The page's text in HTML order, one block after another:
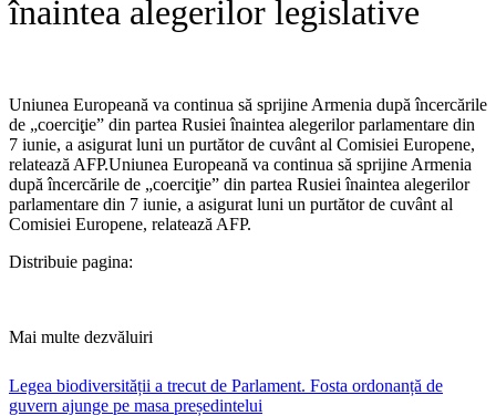
înaintea alegerilor legislative
Uniunea Europeană va continua să sprijine Armenia după încercările
de „coerciţie” din partea Rusiei înaintea alegerilor parlamentare din
7 iunie, a asigurat luni un purtător de cuvânt al Comisiei Europene,
relatează AFP.​Uniunea Europeană va continua să sprijine Armenia
după încercările de „coerciţie” din partea Rusiei înaintea alegerilor
parlamentare din 7 iunie, a asigurat luni un purtător de cuvânt al
Comisiei Europene, relatează AFP.
Distribuie pagina:
Mai multe dezvăluiri
Legea biodiversității a trecut de Parlament. Fosta ordonanță de
guvern ajunge pe masa președintelui